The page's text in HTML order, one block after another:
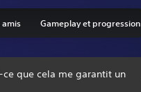
amis Gameplay et progression
que cela me garantit un